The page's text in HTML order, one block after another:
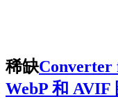
稀缺Converter
WebP 和 AVIF